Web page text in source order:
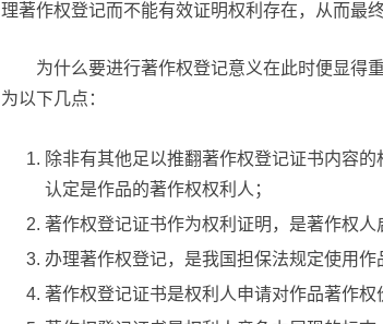
理著作权登记而不能有效证明权利存在，从而最
为什么要进行著作权登记意义在此时便显得
为以下几点：
除非有其他足以推翻著作权登记证书内容
认定是作品的著作权权利人；
著作权登记证书作为权利证明，是著作权人
办理著作权登记，是我国担保法规定使用
著作权登记证书是权利人申请对作品著作